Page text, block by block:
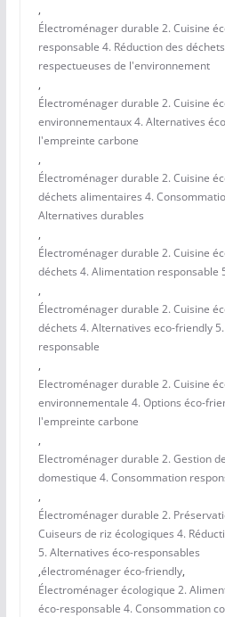
,
Électroménager durable 2. Cuisine
responsable 4. Réduction des
respectueuses de l'environnement
,
Électroménager durable 2. Cuisine
environnementaux 4. Alternatives
l'empreinte carbone
,
Électroménager durable 2. Cuisine
déchets alimentaires 4.
Alternatives durables
,
Électroménager durable 2. Cuisine
déchets 4. Alimentation responsable
,
Électroménager durable 2. Cuisine
déchets 4. Alternatives eco-friendly
responsable
,
Electroménager durable 2. Cuisine
environnementale 4. Options éco-
l'empreinte carbone
,
Electroménager durable 2. Gestion
domestique 4. Consommation
,
Électroménager durable 2.
Cuiseurs de riz écologiques 4.
5. Alternatives éco-responsables
,électroménager éco-friendly,
Électroménager écologique 2.
éco-responsable 4. Consommation